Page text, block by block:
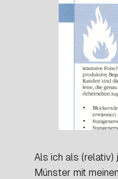
Als ich als (relativ)
Münster mit